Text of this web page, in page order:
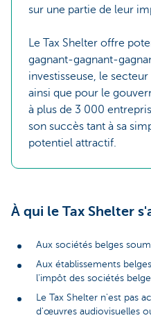
sur une partie de leur
Le Tax Shelter offre
gagnant-gagnant-
investisseuse, le
ainsi que pour le
à plus de 3 000
son succès tant à sa
potentiel attractif.
À qui le Tax Shelter
Aux sociétés belges
Aux établissements
l'impôt des sociétés
Le Tax Shelter n'est pas
d'œuvres audiovisuelles